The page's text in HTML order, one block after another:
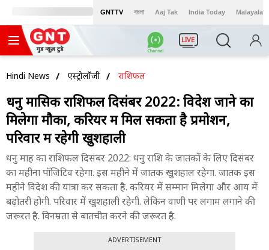
GNTTV বাংলা Aaj Tak India Today Malayalam
LIVE
Hindi News एस्ट्रोलॉजी राशिफल
धनु मासिक राशिफल दिसंबर 2022: विदेश जाने का
मिलेगा मौका, करियर में मिल सकता है प्रमोशन,
परिवार में रहेगी खुशहाली
धनु माह का राशिफल दिसंबर 2022: धनु राशि के जातकों के लिए दिसंबर
का महीना पॉजिटिव रहेगा. इस महीने में जातक खुशहाल रहेगा. जातक इस
महीने विदेश की यात्रा कर सकता है. करियर में सम्मान मिलेगा और आय में
बढ़ोतरी होगी. परिवार में खुशहाली रहेगी. लेकिन वाणी पर लगाम लगाने की
जरूरत है. विनम्रता से बातचीत करने की जरूरत है.
ADVERTISEMENT